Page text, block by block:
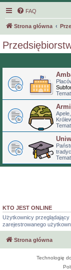
FAQ
Strona główna
KTO JEST ONLINE
Użytkownicy przeglądający
zarejestrowanego
Strona główna
Technologię